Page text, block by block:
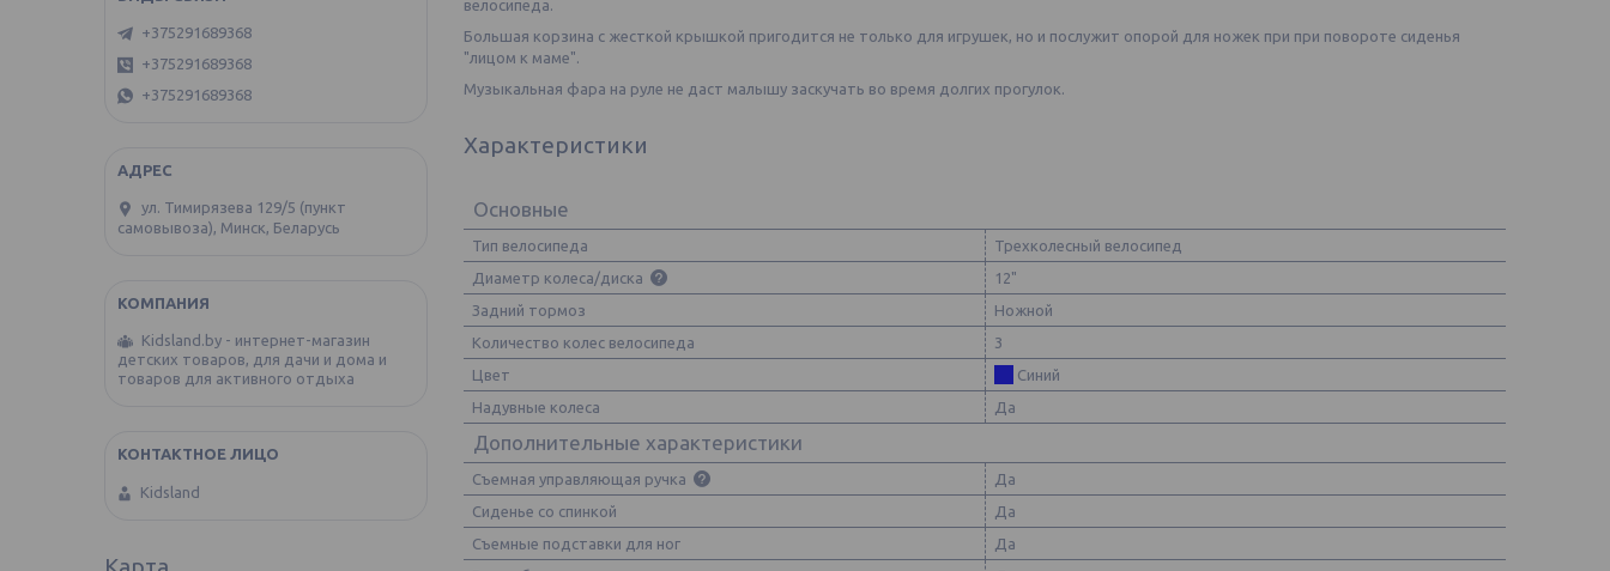
велосипеда.
Большая корзина с жесткой крышкой пригодится не только для игрушек, но и послужит опорой для ножек при при повороте сиденья
"лицом к маме".
Музыкальная фара на руле не даст малышу заскучать во время долгих прогулок.
Характеристики
Основные
Тип велосипеда
Трехколесный велосипед
Диаметр колеса/диска
12"
Задний тормоз
Ножной
Количество колес велосипеда
3
Цвет
Синий
Надувные колеса
Да
Дополнительные характеристики
Съемная управляющая ручка
Да
Сиденье со спинкой
Да
Съемные подставки для ног
Да
+375291689368
+375291689368
+375291689368
ул. Тимирязева 129/5 (пункт
самовывоза), Минск, Беларусь
Kidsland.by - интернет-магазин
детских товаров, для дачи и дома и
товаров для активного отдыха
Kidsland